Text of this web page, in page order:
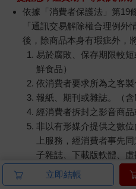
依據「消費者保護法」第19
「通訊交易解除權合理例
後，除商品本身有瑕疵外，
易於腐敗、保存期限較
鮮食品）
依消費者要求所為之客製
報紙、期刊或雜誌。（含
經消費者拆封之影音商品
非以有形媒介提供之數
上服務，經消費者事先
子雜誌、下載版軟體、
已拆封之個人衛生用品
刀…等）